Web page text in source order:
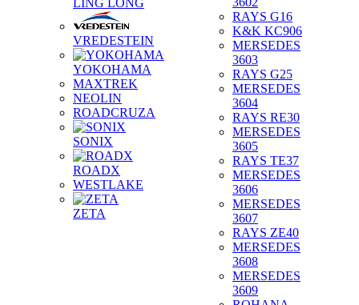
LING LONG
VREDESTEIN
YOKOHAMA
MAXTREK
NEOLIN
ROADCRUZA
SONIX
ROADX
WESTLAKE
ZETA
RAYS G16
K&K KC906
MERSEDES
3603
RAYS G25
MERSEDES
3604
RAYS RE30
MERSEDES
3605
RAYS TE37
MERSEDES
3606
MERSEDES
3607
RAYS ZE40
MERSEDES
3608
MERSEDES
3609